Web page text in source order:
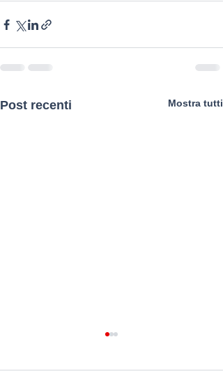
Post recenti Mostra tutti